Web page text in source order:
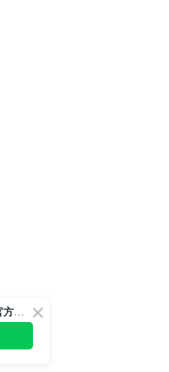
歡迎訂閱我們的LINE 官方帳號